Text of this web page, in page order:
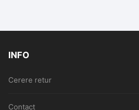
INFO
Cerere retur
Contact